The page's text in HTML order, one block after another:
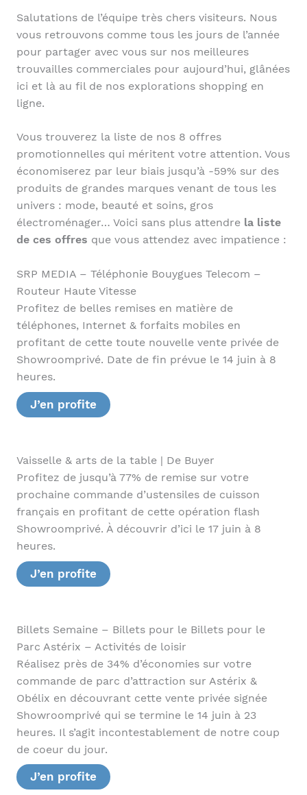
Salutations de l’équipe très chers visiteurs. Nous
vous retrouvons comme tous les jours de l’année
pour partager avec vous sur nos meilleures
trouvailles commerciales pour aujourd’hui, glânées
ici et là au fil de nos explorations shopping en
ligne.
Vous trouverez la liste de nos 8 offres
promotionnelles qui méritent votre attention. Vous
économiserez par leur biais jusqu’à -59% sur des
produits de grandes marques venant de tous les
univers : mode, beauté et soins, gros
électroménager… Voici sans plus attendre la liste
de ces offres que vous attendez avec impatience :
SRP MEDIA – Téléphonie Bouygues Telecom –
Routeur Haute Vitesse
Profitez de belles remises en matière de
téléphones, Internet & forfaits mobiles en
profitant de cette toute nouvelle vente privée de
Showroomprivé. Date de fin prévue le 14 juin à 8
heures.
J’en profite
Vaisselle & arts de la table | De Buyer
Profitez de jusqu’à 77% de remise sur votre
prochaine commande d’ustensiles de cuisson
français en profitant de cette opération flash
Showroomprivé. À découvrir d’ici le 17 juin à 8
heures.
J’en profite
Billets Semaine – Billets pour le Billets pour le
Parc Astérix – Activités de loisir
Réalisez près de 34% d’économies sur votre
commande de parc d’attraction sur Astérix &
Obélix en découvrant cette vente privée signée
Showroomprivé qui se termine le 14 juin à 23
heures. Il s’agit incontestablement de notre coup
de coeur du jour.
J’en profite